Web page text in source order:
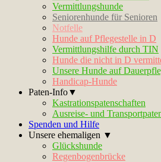
Vermittlungshunde
Seniorenhunde für Senioren
Notfelle
Hunde auf Pflegestelle in D
Vermittlungshilfe durch TIN
Hunde die nicht in D
Unsere Hunde auf
Handicap-Hunde
Paten-Info▼
Kastrationspatenschaften
Ausreise- und
Spenden und Hilfe
Unsere ehemaligen ▼
Glückshunde
Regenbogenbrücke